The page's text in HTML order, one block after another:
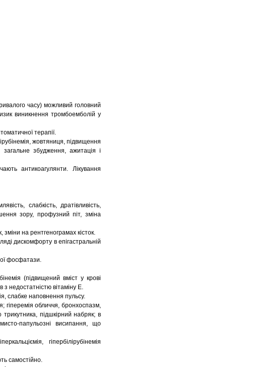
часу) можливий головний
виникнення тромбоемболій у
терапії.
жовтяниця, підвищення
загальне збудження, ажитація і
антикоагулянти. Лікування
слабкість, дратівливість,
зору, профузний піт, зміна
зміни на рентгенограмах кісток.
дискомфорту в епігастральній
фосфатази.
(підвищений вміст у крові
з недостатністю вітаміну Е.
слабке наповнення пульсу.
гіперемія обличчя, бронхоспазм,
підшкірний набряк; в
папульозні висипання, що
гіпербілірубінемія
самостійно.